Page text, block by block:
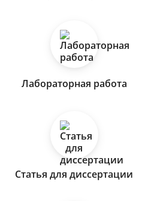
Лабораторная работа
Статья для диссертации